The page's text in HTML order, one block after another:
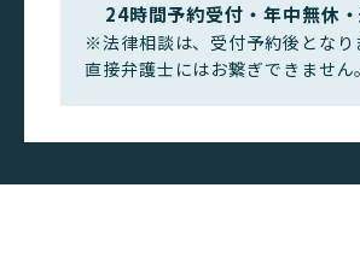
24時間予約受付・年中無休
※法律相談は、受付予約後となり
直接弁護士にはお繋ぎできません。